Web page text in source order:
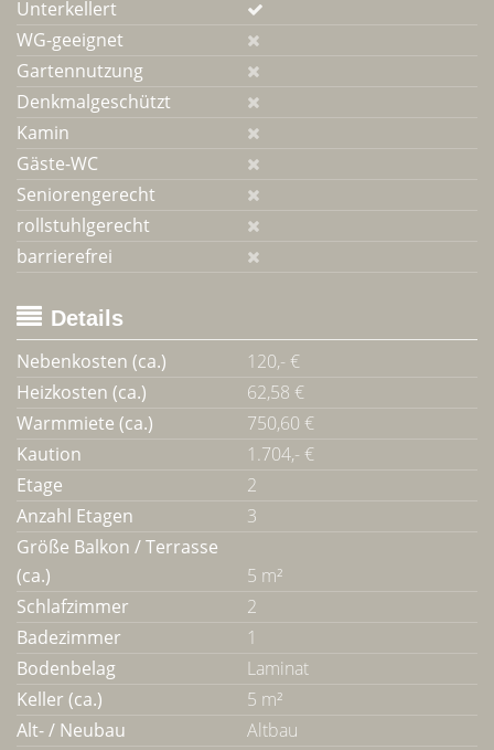
Unterkellert
WG-geeignet
Gartennutzung
Denkmalgeschützt
Kamin
Gäste-WC
Seniorengerecht
rollstuhlgerecht
barrierefrei
Details
Nebenkosten (ca.)
120,- €
Heizkosten (ca.)
62,58 €
Warmmiete (ca.)
750,60 €
Kaution
1.704,- €
Etage
2
Anzahl Etagen
3
Größe Balkon / Terrasse
(ca.)
5 m²
Schlafzimmer
2
Badezimmer
1
Bodenbelag
Laminat
Keller (ca.)
5 m²
Alt- / Neubau
Altbau